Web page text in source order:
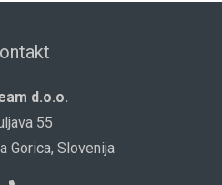
d.o.o.
55
Gorica, Slovenija